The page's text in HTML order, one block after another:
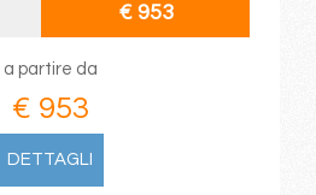
€ 953
a partire da
€ 953
DETTAGLI